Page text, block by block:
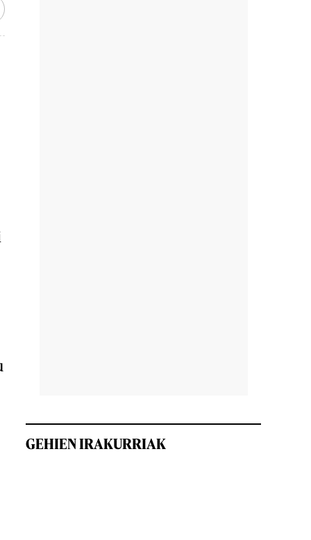
GEHIEN IRAKURRIAK